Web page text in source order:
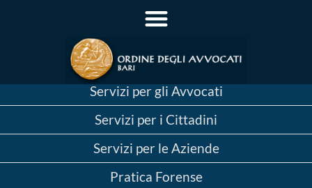
Servizi per gli Avvocati
Servizi per i Cittadini
Servizi per le Aziende
Pratica Forense